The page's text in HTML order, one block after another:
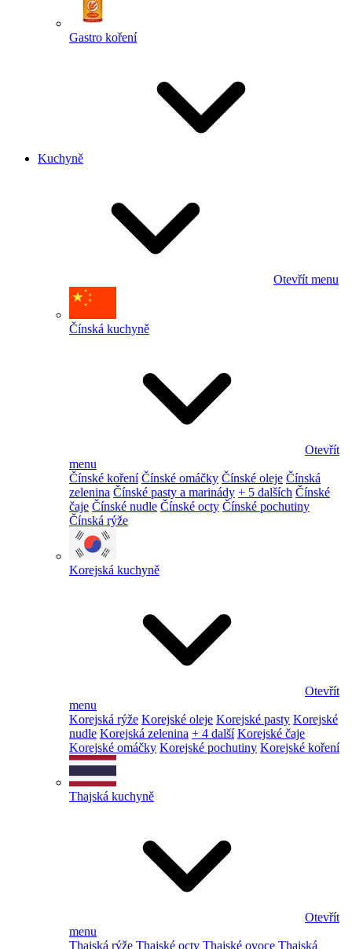
Gastro koření
Kuchyně
Otevřít menu
Čínská kuchyně
Otevřít
menu
Čínské koření Čínské omáčky Čínské oleje Čínská
zelenina Čínské pasty a marinády + 5 dalších Čínské
čaje Čínské nudle Čínské octy Čínské pochutiny
Čínská rýže
Korejská kuchyně
Otevřít
menu
Korejská rýže Korejské oleje Korejské pasty Korejské
nudle Korejská zelenina + 4 další Korejské čaje
Korejské omáčky Korejské pochutiny Korejské koření
Thajská kuchyně
Otevřít
menu
Thajská rýže Thajské octy Thajské ovoce Thajská